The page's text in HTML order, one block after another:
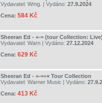
Vydavatel: Wmg. | Vydáno: 27.9.2024
Cena: 584 Kč
Sheeran Ed - +-= (tour Collection:
Vydavatel: Warn | Vydáno: 27.12.2024
Cena: 629 Kč
Sheeran Ed - +-=÷× Tour Collection
Vydavatel: Warner Music | Vydáno:
Cena: 413 Kč